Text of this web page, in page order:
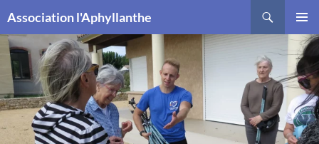
Association l'Aphyllanthe
MENU
AU
CONTENU